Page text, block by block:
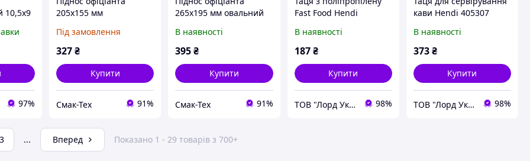
10,5х9
97%
205х155 мм
Hendi 400203
Під замовлення
327₴
Купити
Смак-Тех 91%
265х195 мм овальний
Hendi 405208
В наявності
395₴
Купити
Смак-Тех 91%
Fast Food Hendi
коричневий 878941
В наявності
187 ₴
Купити
ТОВ "Лорд Україна" 98%
кави Hendi 405307
В наявності
373₴
Купити
ТОВ "Лорд Україна" 98%
3 ... Вперед Показано 1 - 29 товарів з 700+